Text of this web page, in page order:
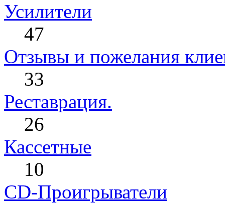
Усилители
47
Отзывы и пожелания
33
Реставрация.
26
Кассетные
10
CD-Проигрыватели